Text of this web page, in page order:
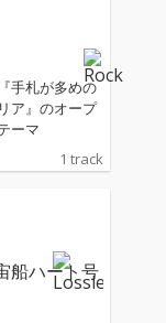
手札が多めの
ア』のオープ
ーマ
1 track